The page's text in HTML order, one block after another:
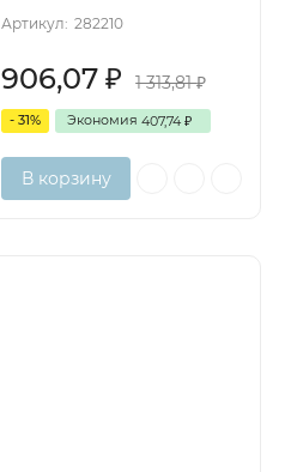
Артикул: 282210
906,07₽ 1 313,81₽
- 31% Экономия407,74₽
В корзину